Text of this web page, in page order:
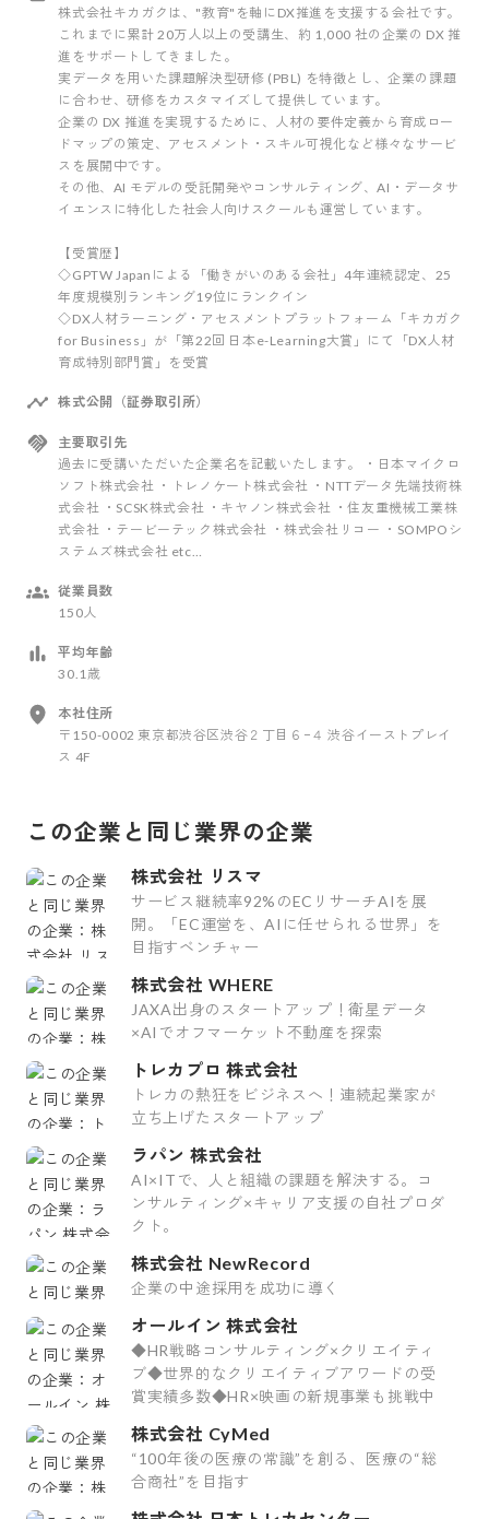
株式会社キカガクは、"教育"を軸にDX推進を支援する会社です。
これまでに累計 20万人以上の受講生、約 1,000 社の企業の DX 推
進をサポートしてきました。
実データを用いた課題解決型研修 (PBL) を特徴とし、企業の課題
に合わせ、研修をカスタマイズして提供しています。
企業の DX 推進を実現するために、人材の要件定義から育成ロー
ドマップの策定、アセスメント・スキル可視化など様々なサービ
スを展開中です。
その他、AI モデルの受託開発やコンサルティング、AI・データサ
イエンスに特化した社会人向けスクールも運営しています。
【受賞歴】
◇GPTW Japanによる「働きがいのある会社」4年連続認定、25
年度規模別ランキング19位にランクイン
◇DX人材ラーニング・アセスメントプラットフォーム「キカガク
for Business」が「第22回 日本e-Learning大賞」にて「DX人材
育成特別部門賞」を受賞
株式公開（証券取引所）
主要取引先
過去に受講いただいた企業名を記載いたします。 ・日本マイクロ
ソフト株式会社 ・トレノケート株式会社 ・NTTデータ先端技術株
式会社 ・SCSK株式会社 ・キヤノン株式会社 ・住友重機械工業株
式会社 ・テービーテック株式会社 ・株式会社リコー ・SOMPOシ
ステムズ株式会社 etc…
従業員数
150人
平均年齢
30.1歳
本社住所
〒150-0002 東京都渋谷区渋谷２丁目６−４ 渋谷イーストプレイ
ス 4F
この企業と同じ業界の企業
株式会社 リスマ
サービス継続率92%のECリサーチAIを展
開。「EC運営を、AIに任せられる世界」を
目指すベンチャー
株式会社 WHERE
JAXA出身のスタートアップ！衛星データ
×AIでオフマーケット不動産を探索
トレカプロ 株式会社
トレカの熱狂をビジネスへ！連続起業家が
立ち上げたスタートアップ
ラパン 株式会社
AI×ITで、人と組織の課題を解決する。コ
ンサルティング×キャリア支援の自社プロダ
クト。
株式会社 NewRecord
企業の中途採用を成功に導く
オールイン 株式会社
◆HR戦略コンサルティング×クリエイティ
ブ◆世界的なクリエイティブアワードの受
賞実績多数◆HR×映画の新規事業も挑戦中
株式会社 CyMed
“100年後の医療の常識”を創る、医療の“総
合商社”を目指す